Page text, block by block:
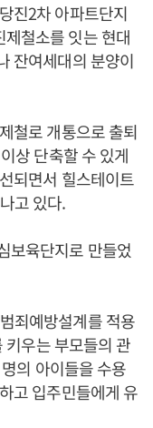
진2차 아파트단지
철소를 잇는 현대
잔여세대의 분양이
철로 개통으로 출퇴
상 단축할 수 있게
되면서 힐스테이트
고 있다.
보육단지로 만들었
죄예방설계를 적용
키우는 부모들의 관
의 아이들을 수용
고 입주민들에게 유